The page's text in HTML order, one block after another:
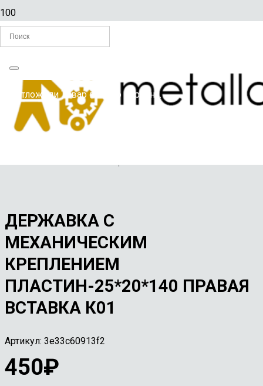
Вы отложилиТоварв свою корзину.
Главная
/
РЕЗЦЫ ПО МЕТАЛЛУ
ДЕРЖАВКА С
МЕХАНИЧЕСКИМ
КРЕПЛЕНИЕМ
ПЛАСТИН-25*20*140 ПРАВАЯ
ВСТАВКА К01
Артикул: 3e33c60913f2
450₽